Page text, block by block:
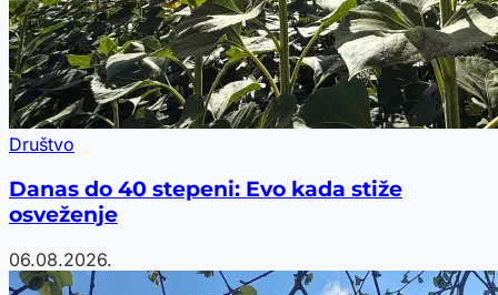
Društvo
Danas do 40 stepeni: Evo kada stiže
osveženje
06.08.2026.